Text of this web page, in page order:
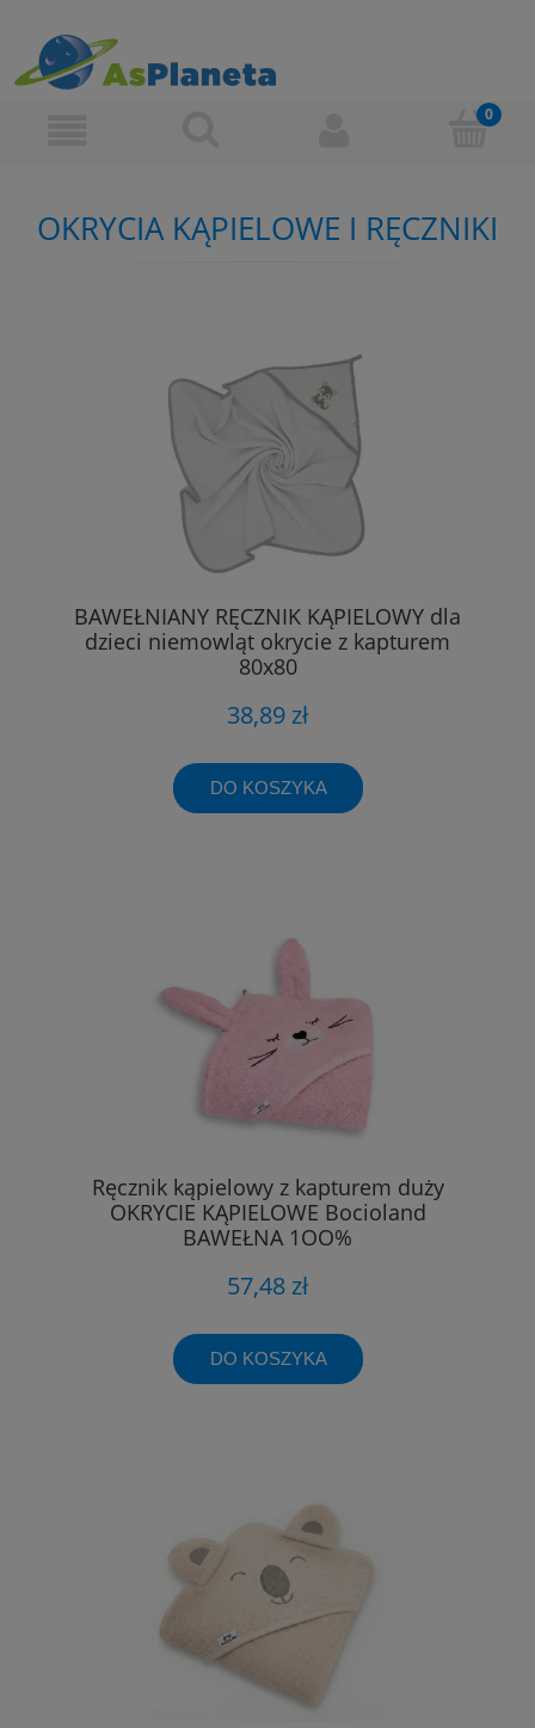
OKRYCIA KĄPIELOWE I RĘCZNIKI
BAWEŁNIANY RĘCZNIK KĄPIELOWY dla
dzieci niemowląt okrycie z kapturem
80x80
38,89 zł
DO KOSZYKA
Ręcznik kąpielowy z kapturem duży
OKRYCIE KĄPIELOWE Bocioland
BAWEŁNA 1OO%
57,48 zł
DO KOSZYKA